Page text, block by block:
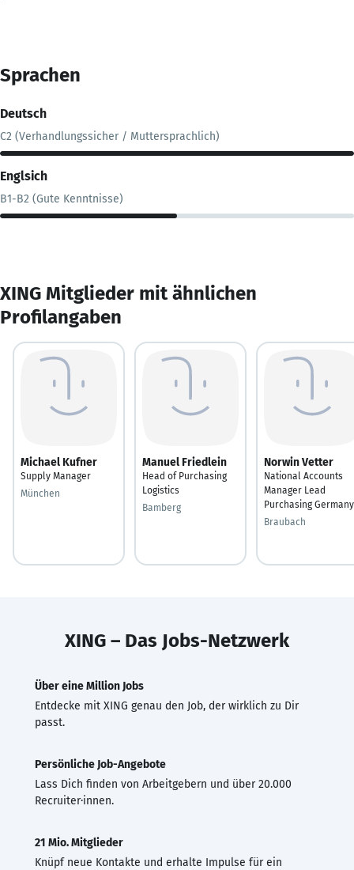
Sprachen
Deutsch
C2 (Verhandlungssicher / Muttersprachlich)
Englsich
B1-B2 (Gute Kenntnisse)
XING Mitglieder mit ähnlichen
Profilangaben
Michael Kufner
Supply Manager
München
Manuel Friedlein
Head of Purchasing
Logistics
Bamberg
Norwin Vetter
National Accounts
Manager Lead
Purchasing Germany
Braubach
XING – Das Jobs-Netzwerk
Über eine Million Jobs
Entdecke mit XING genau den Job, der wirklich zu Dir
passt.
Persönliche Job-Angebote
Lass Dich finden von Arbeitgebern und über 20.000
Recruiter·innen.
21 Mio. Mitglieder
Knüpf neue Kontakte und erhalte Impulse für ein